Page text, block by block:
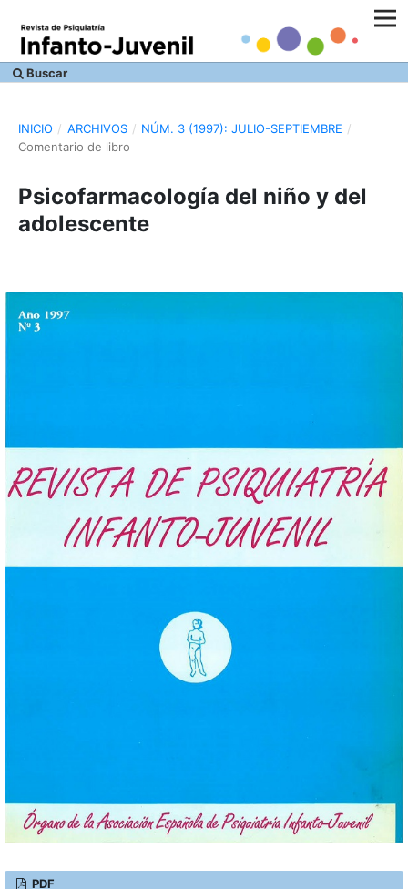
Buscar
INICIO / ARCHIVOS / NÚM. 3 (1997): JULIO-SEPTIEMBRE /
Comentario de libro
Psicofarmacología del niño y del
adolescente
PDF